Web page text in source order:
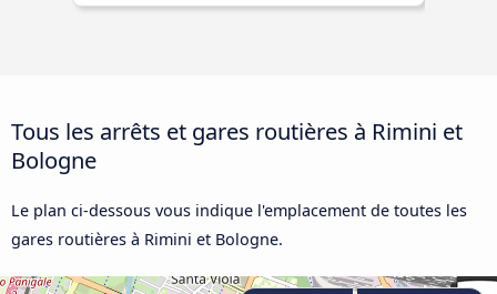
Tous les arrêts et gares routières à Rimini et
Bologne
Le plan ci-dessous vous indique l'emplacement de toutes les
gares routières à Rimini et Bologne.